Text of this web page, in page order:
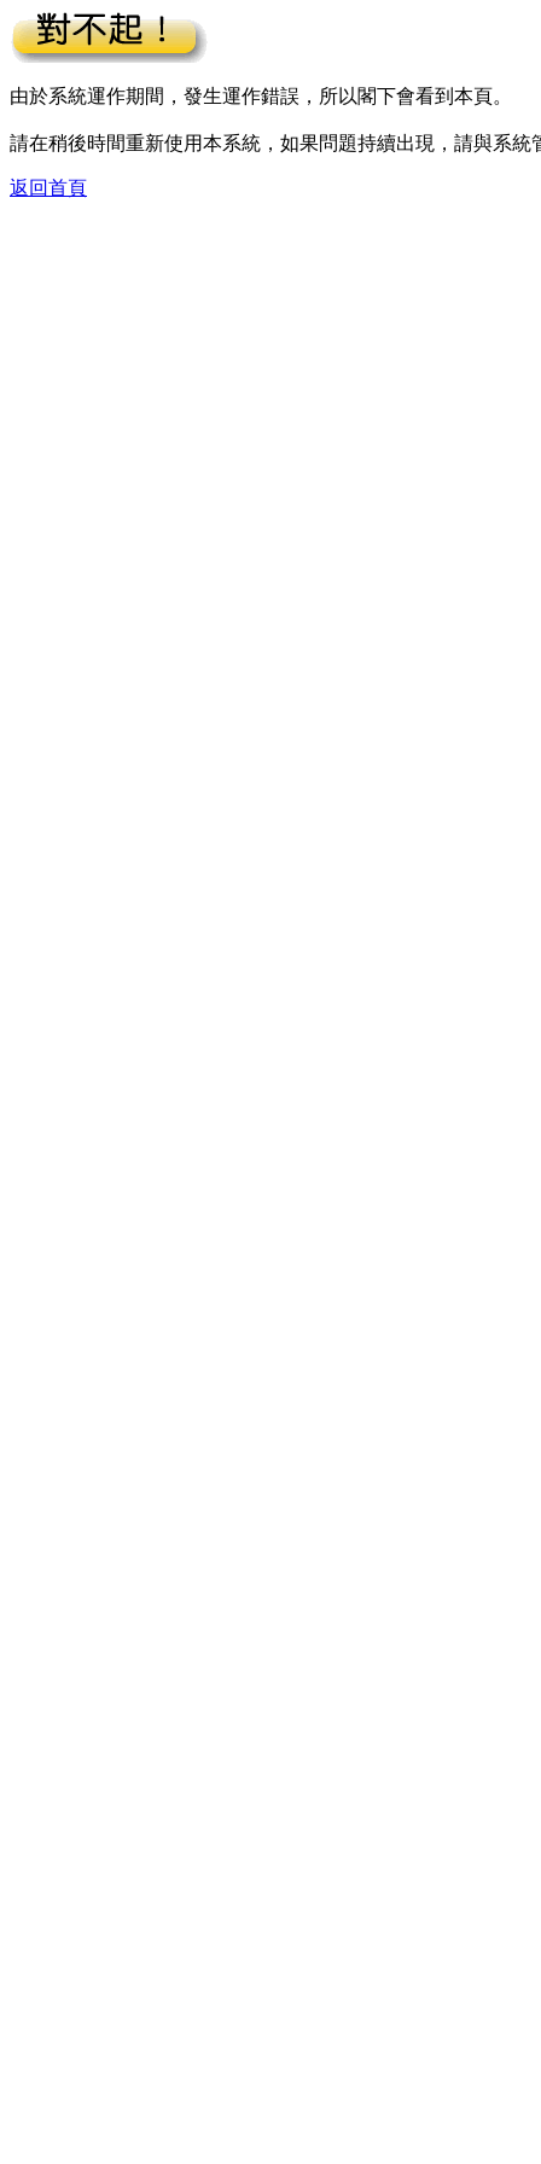
由於系統運作期間，發生運作錯誤，所以閣下會看到本頁。
請在稍後時間重新使用本系統，如果問題持續出現，請與系統
返回首頁